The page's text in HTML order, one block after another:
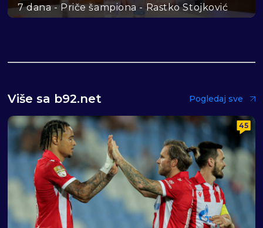
7 dana - Priče šampiona - Rastko Stojković
Više sa b92.net Pogledaj sve
45